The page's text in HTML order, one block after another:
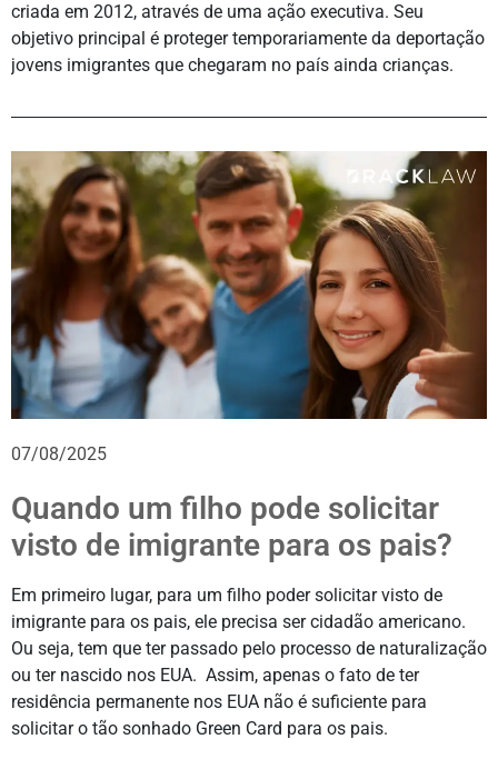
criada em 2012, através de uma ação executiva. Seu
objetivo principal é proteger temporariamente da deportação
jovens imigrantes que chegaram no país ainda crianças.
07/08/2025
Quando um filho pode solicitar
visto de imigrante para os pais?
Em primeiro lugar, para um filho poder solicitar visto de
imigrante para os pais, ele precisa ser cidadão americano.
Ou seja, tem que ter passado pelo processo de naturalização
ou ter nascido nos EUA. Assim, apenas o fato de ter
residência permanente nos EUA não é suficiente para
solicitar o tão sonhado Green Card para os pais.